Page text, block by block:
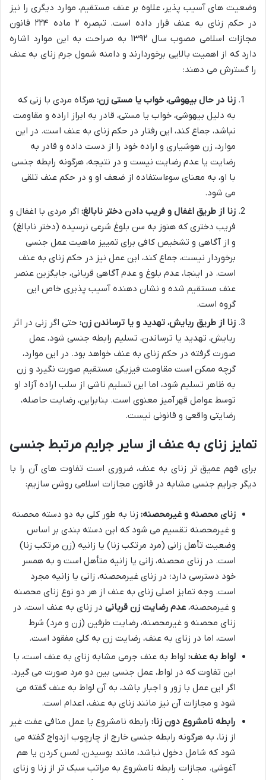
وضعیت های آسیب پذیر، علاوه بر عنف مستقیم، موارد دیگری را نیز
در حکم زنای به عنف قرار داده است. تبصره ۲ ماده ۲۲۴ قانون
مجازات اسلامی مصوب سال ۱۳۹۲ به صراحت به این موارد اشاره
دارد که از اهمیت بالایی برخوردارند و دامنه شمول جرم زنای به عنف
را گسترش می دهند:
زنا در حال بیهوشی، خواب یا مستی زن: هرگاه مردی با زنی که
به دلیل بیهوشی، خواب یا مستی، قادر به ابراز اراده و مقاومت
نباشد، جماع کند، این رفتار در حکم زنای به عنف است. در این
موارد، زن هوشیاری و اراده خود را از دست داده و قادر به
رضایت یا عدم رضایت نیست و در نتیجه، هرگونه رابطه جنسی
با او، به معنای سوءاستفاده از ضعف او و در حکم عنف تلقی
می شود.
زنا از طریق اغفال و فریب دادن دختر نابالغ: اگر مردی با اغفال و
فریب دختری که هنوز به سن بلوغ شرعی نرسیده (دختر نابالغ)
و از آگاهی و تشخیص کافی برای تمییز ماهیت عمل جنسی
برخوردار نیست، جماع کند، این عمل نیز در حکم زنای به عنف
است. در اینجا، عدم بلوغ و عدم آگاهی قربانی، جایگزین عنصر
عنف مستقیم شده و نشان دهنده آسیب پذیری خاص این
گروه است.
زنا از طریق ربایش، تهدید و یا ترساندن زن: حتی اگر زنی در اثر
ربایش، تهدید یا ترساندن، تسلیم رابطه جنسی شود، عمل
صورت گرفته در حکم زنای به عنف خواهد بود. در این موارد،
گرچه ممکن است مقاومت فیزیکی مستقیم صورت نگیرد و زن
به ظاهر تسلیم شود، اما این تسلیم ناشی از سلب اراده آزاد او
توسط عوامل قهرآمیز معنوی است. بنابراین، رضایت حاصله،
رضایتی واقعی و قانونی نیست.
تمایز زنای به عنف از سایر جرایم مرتبط جنسی
برای فهم عمیق تر زنای به عنف، ضروری است تفاوت های آن را با
دیگر جرایم جنسی مشابه در قانون مجازات اسلامی روشن سازیم:
زنای محصنه و غیرمحصنه: زنا به طور کلی به دو دسته محصنه
و غیرمحصنه تقسیم می شود که این دسته بندی بر اساس
وضعیت تأهل زانی (مرد مرتکب زنا) یا زانیه (زن مرتکب زنا)
است. در زنای محصنه، زانی یا زانیه متأهل است و به همسر
خود دسترسی دارد؛ در زنای غیرمحصنه، زانی یا زانیه مجرد
است. وجه تمایز اصلی زنای به عنف از هر دو نوع زنای محصنه
و غیرمحصنه، عدم رضایت زن قربانی در زنای به عنف است. در
زنای محصنه و غیرمحصنه، رضایت طرفین (زن و مرد) شرط
است، اما در زنای به عنف، رضایت زن به کلی مفقود است.
لواط به عنف: لواط به عنف جرمی مشابه زنای به عنف است، با
این تفاوت که در لواط، عمل جنسی بین دو مرد صورت می گیرد.
اگر این عمل با زور و اجبار باشد، به آن لواط به عنف گفته می
شود و مجازات آن نیز مانند زنای به عنف، اعدام است.
رابطه نامشروع دون زنا: رابطه نامشروع یا عمل منافی عفت غیر
از زنا، به هرگونه رابطه جنسی خارج از چارچوب ازدواج گفته می
شود که شامل دخول نباشد، مانند بوسیدن، لمس کردن یا هم
آغوشی. مجازات رابطه نامشروع به مراتب سبک تر از زنا و زنای